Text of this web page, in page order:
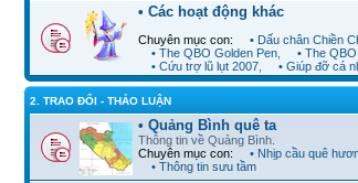
• Các hoạt động khác
Chuyên mục con: • Dấu chân Chiền
• The QBO Golden Pen
• The
• Cứu trợ lũ lụt 2007
• Giúp đỡ cá
2. TRAO ĐỔI - THẢO LUẬN
• Quảng Bình quê ta
Thông tin về Quảng Bình.
Chuyên mục con:
• Nhịp cầu quê
• Thông tin sưu tầm